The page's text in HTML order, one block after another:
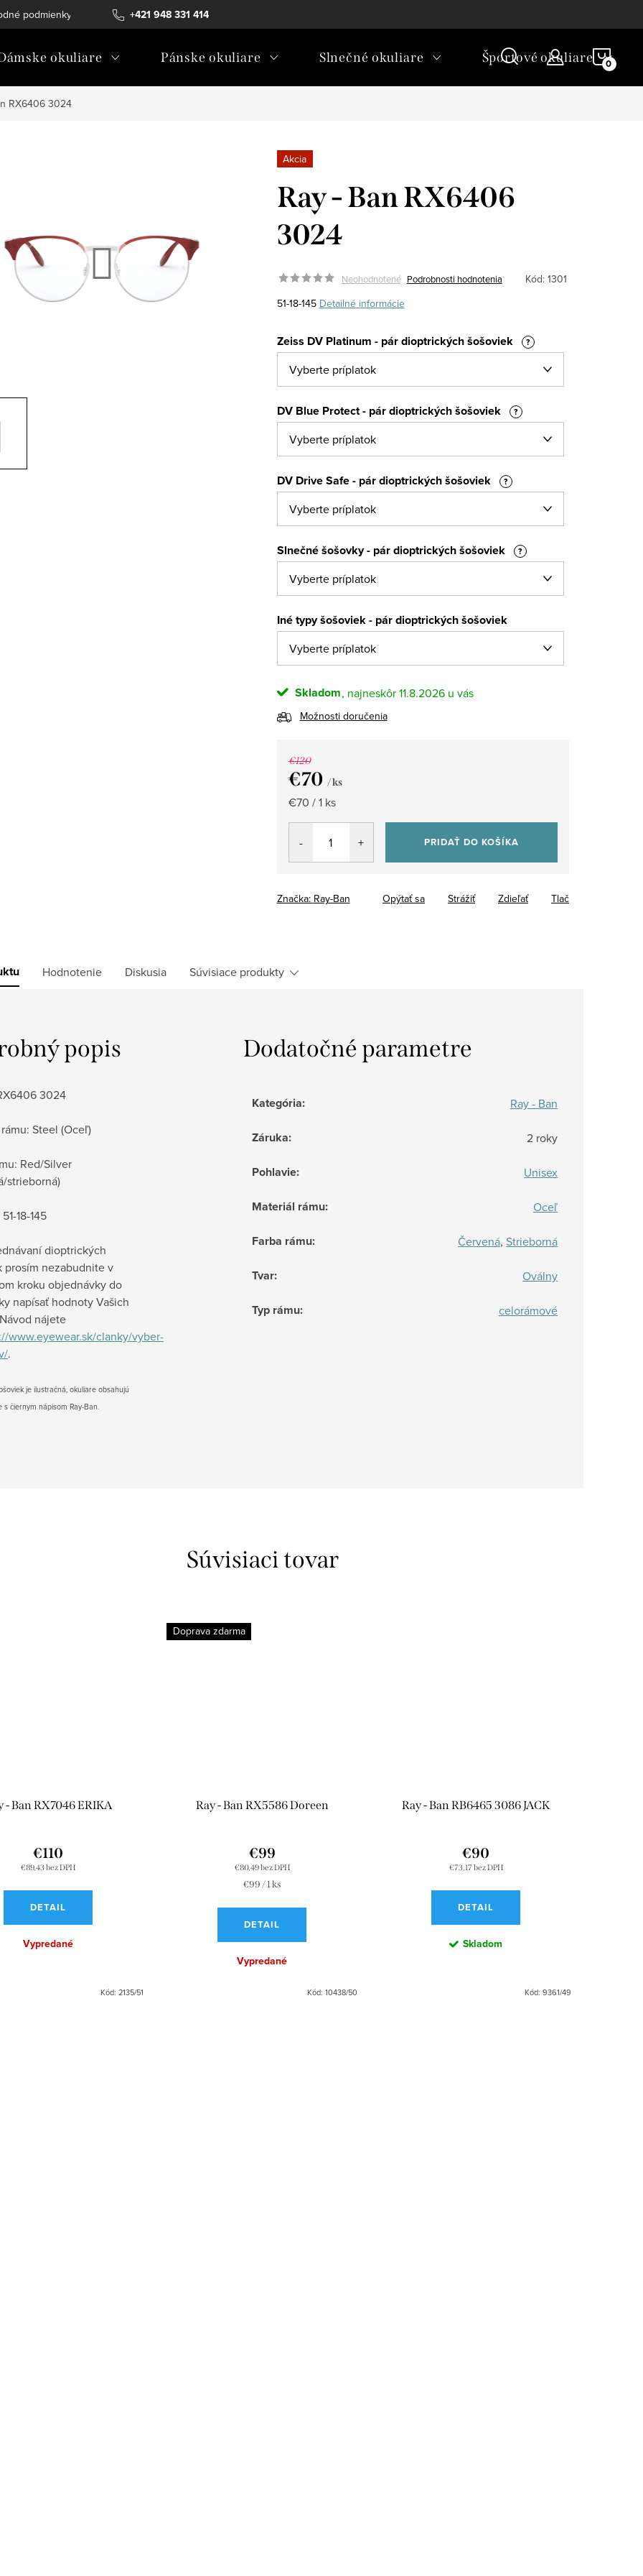
+421 948 331 414
podmienky Ochrana osobných údajov
okuliare Pánske okuliare Slnečné okuliare Športové okuliare
RX6406 3024
Akcia
Ray - Ban RX6406
3024
Neohodnotené Podrobnosti hodnotenia Kód: 1301
51-18-145 Detailné informácie
Zeiss DV Platinum - pár dioptrických šošoviek ?
DV Blue Protect - pár dioptrických šošoviek ?
DV Drive Safe - pár dioptrických šošoviek ?
Slnečné šošovky - pár dioptrických šošoviek ?
Iné typy šošoviek - pár dioptrických šošoviek
Skladom 11.8.2026
Možnosti doručenia
€120
€70 / ks
Jednotková
cena:
€70 / 1 ks
PRIDAŤ DO KOŠÍKA
Značka: Ray-Ban Tlač
Opýtať sa Strážiť Zdieľať
Hodnotenie Diskusia Súvisiace produkty
popis
3024
Steel (Oceľ)
Red/Silver
strieborná)
51-18-145
dioptrických
prosím nezabudnite v
kroku objednávky do
napísať hodnoty Vašich
nájete
www.eyewear.sk/clanky/vyber-
.
je ilustračná, okuliare obsahujú
s čiernym nápisom Ray-Ban.
Dodatočné parametre
Kategória: Ray - Ban
Záruka: 2 roky
Pohlavie: Unisex
Materiál rámu: Oceľ
Farba rámu: Červená, Strieborná
Tvar: Oválny
Typ rámu: celorámové
Súvisiaci tovar
- Ban RX7046 ERIKA
€89,43 bez DPH
€110
DETAIL
Vypredané
Kód: 2135/51
Doprava zdarma
Ray - Ban RX5586 Doreen
€80,49 bez DPH
€99
Jednotková
€99 / 1 ks
DETAIL
Vypredané
Kód: 10438/50
Ray - Ban RB6465 3086 JACK
€73,17 bez DPH
€90
DETAIL
Skladom
Kód: 9361/49